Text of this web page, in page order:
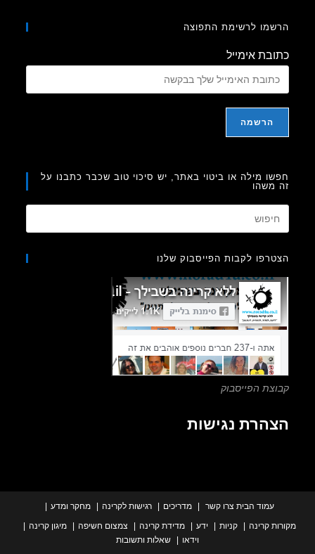
לרשימת התפוצה
אימייל
מילה או ביטוי באתר, יש סיכוי טוב שכבר כתבנו על
Escape
לקבות הפייסבוק שלנו
הפייסבוק
נגישות
עמוד הבית צרו קשר מדריכים רגישות לקרינה
מחקר ומדע
קרינה
קניות ידע מדידת קרינה צמצום חשיפה
מיגון קרינה
שאלות ותשובות